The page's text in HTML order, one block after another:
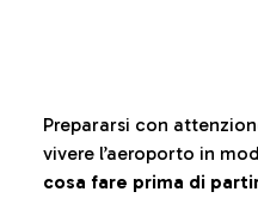
Prepararsi con
vivere l’aeroporto in
cosa fare prima di